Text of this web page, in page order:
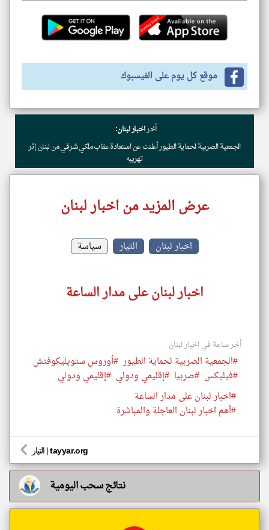
موقع كل يوم على الفيسبوك
أخراخبار لبنان:
الجمعية الصربية لحماية الطيور أعلنت عن استعادة عقاب ملكي شرقي من لبنان إثر
تهريبه
عرض المزيد من اخبار لبنان
اخبار لبنان التيار سياسة
اخبار لبنان على مدار الساعة
أخر ساعة في اخبار لبنان
#الجمعية الصربية لحماية الطيور #أوروس ستويليكوفتش
#فيليكس #صربيا #إقليمي ودولي #إقليمي ودولي
#اخبار لبنان على مدار الساعة
#أهم اخبار لبنان العاجلة والمباشرة
التيار |tayyar.org
نتائج سحب اليومية